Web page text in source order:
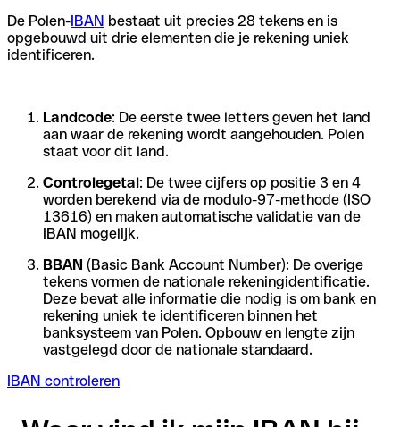
De Polen-IBAN bestaat uit precies 28 tekens en is
opgebouwd uit drie elementen die je rekening uniek
identificeren.
Landcode: De eerste twee letters geven het land
aan waar de rekening wordt aangehouden. Polen
staat voor dit land.
Controlegetal: De twee cijfers op positie 3 en 4
worden berekend via de modulo-97-methode (ISO
13616) en maken automatische validatie van de
IBAN mogelijk.
BBAN (Basic Bank Account Number): De overige
tekens vormen de nationale rekeningidentificatie.
Deze bevat alle informatie die nodig is om bank en
rekening uniek te identificeren binnen het
banksysteem van Polen. Opbouw en lengte zijn
vastgelegd door de nationale standaard.
IBAN controleren